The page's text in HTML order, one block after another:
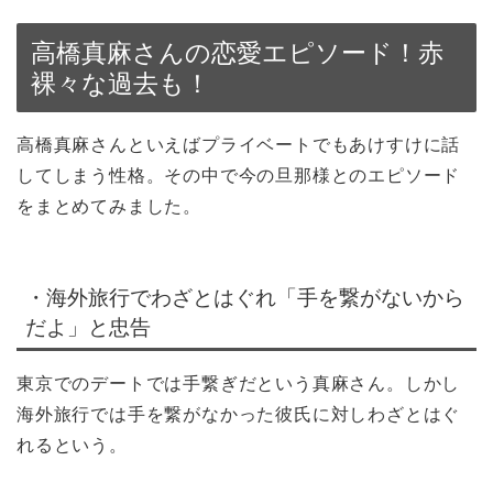
高橋真麻さんの恋愛エピソード！赤
裸々な過去も！
高橋真麻さんといえばプライベートでもあけすけに話
してしまう性格。その中で今の旦那様とのエピソード
をまとめてみました。
・海外旅行でわざとはぐれ「手を繋がないから
だよ」と忠告
東京でのデートでは手繋ぎだという真麻さん。しかし
海外旅行では手を繋がなかった彼氏に対しわざとはぐ
れるという。